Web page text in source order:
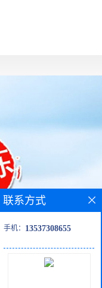
联系方式
手机： 13537308655